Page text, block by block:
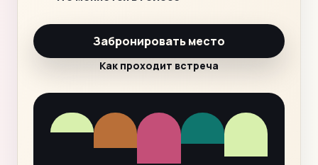
Забронировать место
Как проходит встреча